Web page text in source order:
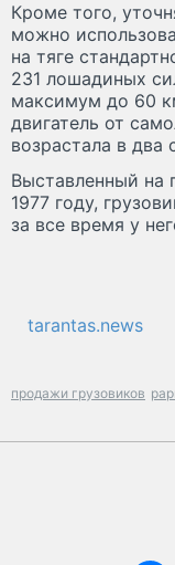
Кроме того,
можно
на тяге
231 лошадиных
максимум до 60
двигатель от
возрастала в
Выставленный на
1977 году,
за все время у
tarantas.news
продажи грузовиков